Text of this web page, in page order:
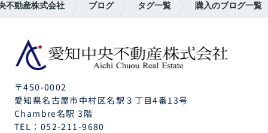
不動産株式会社 ブログ タグ一覧 購入のブログ一覧
〒450-0002
愛知県名古屋市中村区名駅３丁目4番13号
Chambre名駅 3階
TEL： 052-211-9680